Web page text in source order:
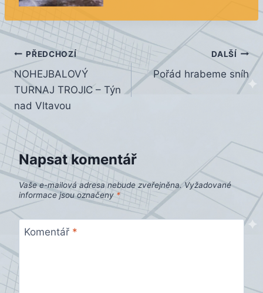
Navigace
pro
příspěvek
PŘEDCHOZÍ
NOHEJBALOVÝ
TURNAJ TROJIC – Týn
nad Vltavou
DALŠÍ
Pořád hrabeme sníh
Napsat komentář
Vaše e-mailová adresa nebude zveřejněna. Vyžadované
informace jsou označeny *
Komentář *